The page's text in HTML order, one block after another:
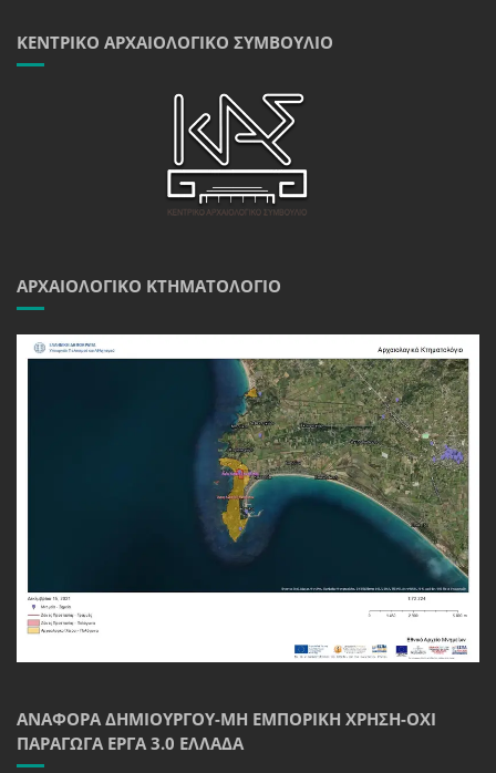
ΚΕΝΤΡΙΚΌ ΑΡΧΑΙΟΛΟΓΙΚΌ ΣΥΜΒΟΎΛΙΟ
ΑΡΧΑΙΟΛΟΓΙΚΌ ΚΤΗΜΑΤΟΛΌΓΙΟ
ΑΝΑΦΟΡΆ ΔΗΜΙΟΥΡΓΟΎ-ΜΗ ΕΜΠΟΡΙΚΉ ΧΡΉΣΗ-ΌΧΙ
ΠΑΡΆΓΩΓΑ ΈΡΓΑ 3.0 ΕΛΛΆΔΑ